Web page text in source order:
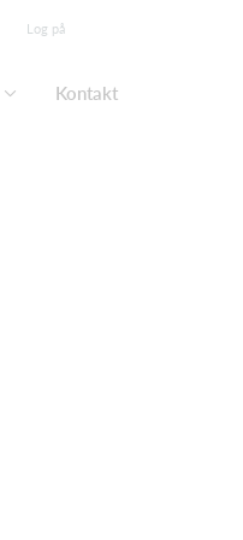
Log på
Kontakt